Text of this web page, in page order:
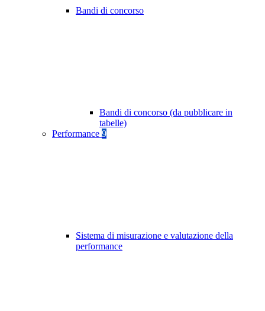
Bandi di concorso
Bandi di concorso (da pubblicare in
tabelle)
Performance 9
Sistema di misurazione e valutazione della
performance